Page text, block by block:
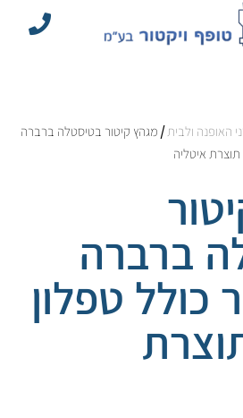
האופנה ולבית/ מגהץ קיטור בטיסטלה ברברה
ברברה
כולל טפלון